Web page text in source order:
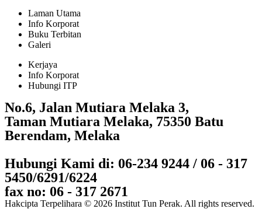
Laman Utama
Info Korporat
Buku Terbitan
Galeri
Kerjaya
Info Korporat
Hubungi ITP
No.6, Jalan Mutiara Melaka 3,
Taman Mutiara Melaka, 75350 Batu
Berendam, Melaka
Hubungi Kami di: 06-234 9244 / 06 - 317
5450/6291/6224
fax no: 06 - 317 2671
Hakcipta Terpelihara © 2026 Institut Tun Perak. All rights reserved.